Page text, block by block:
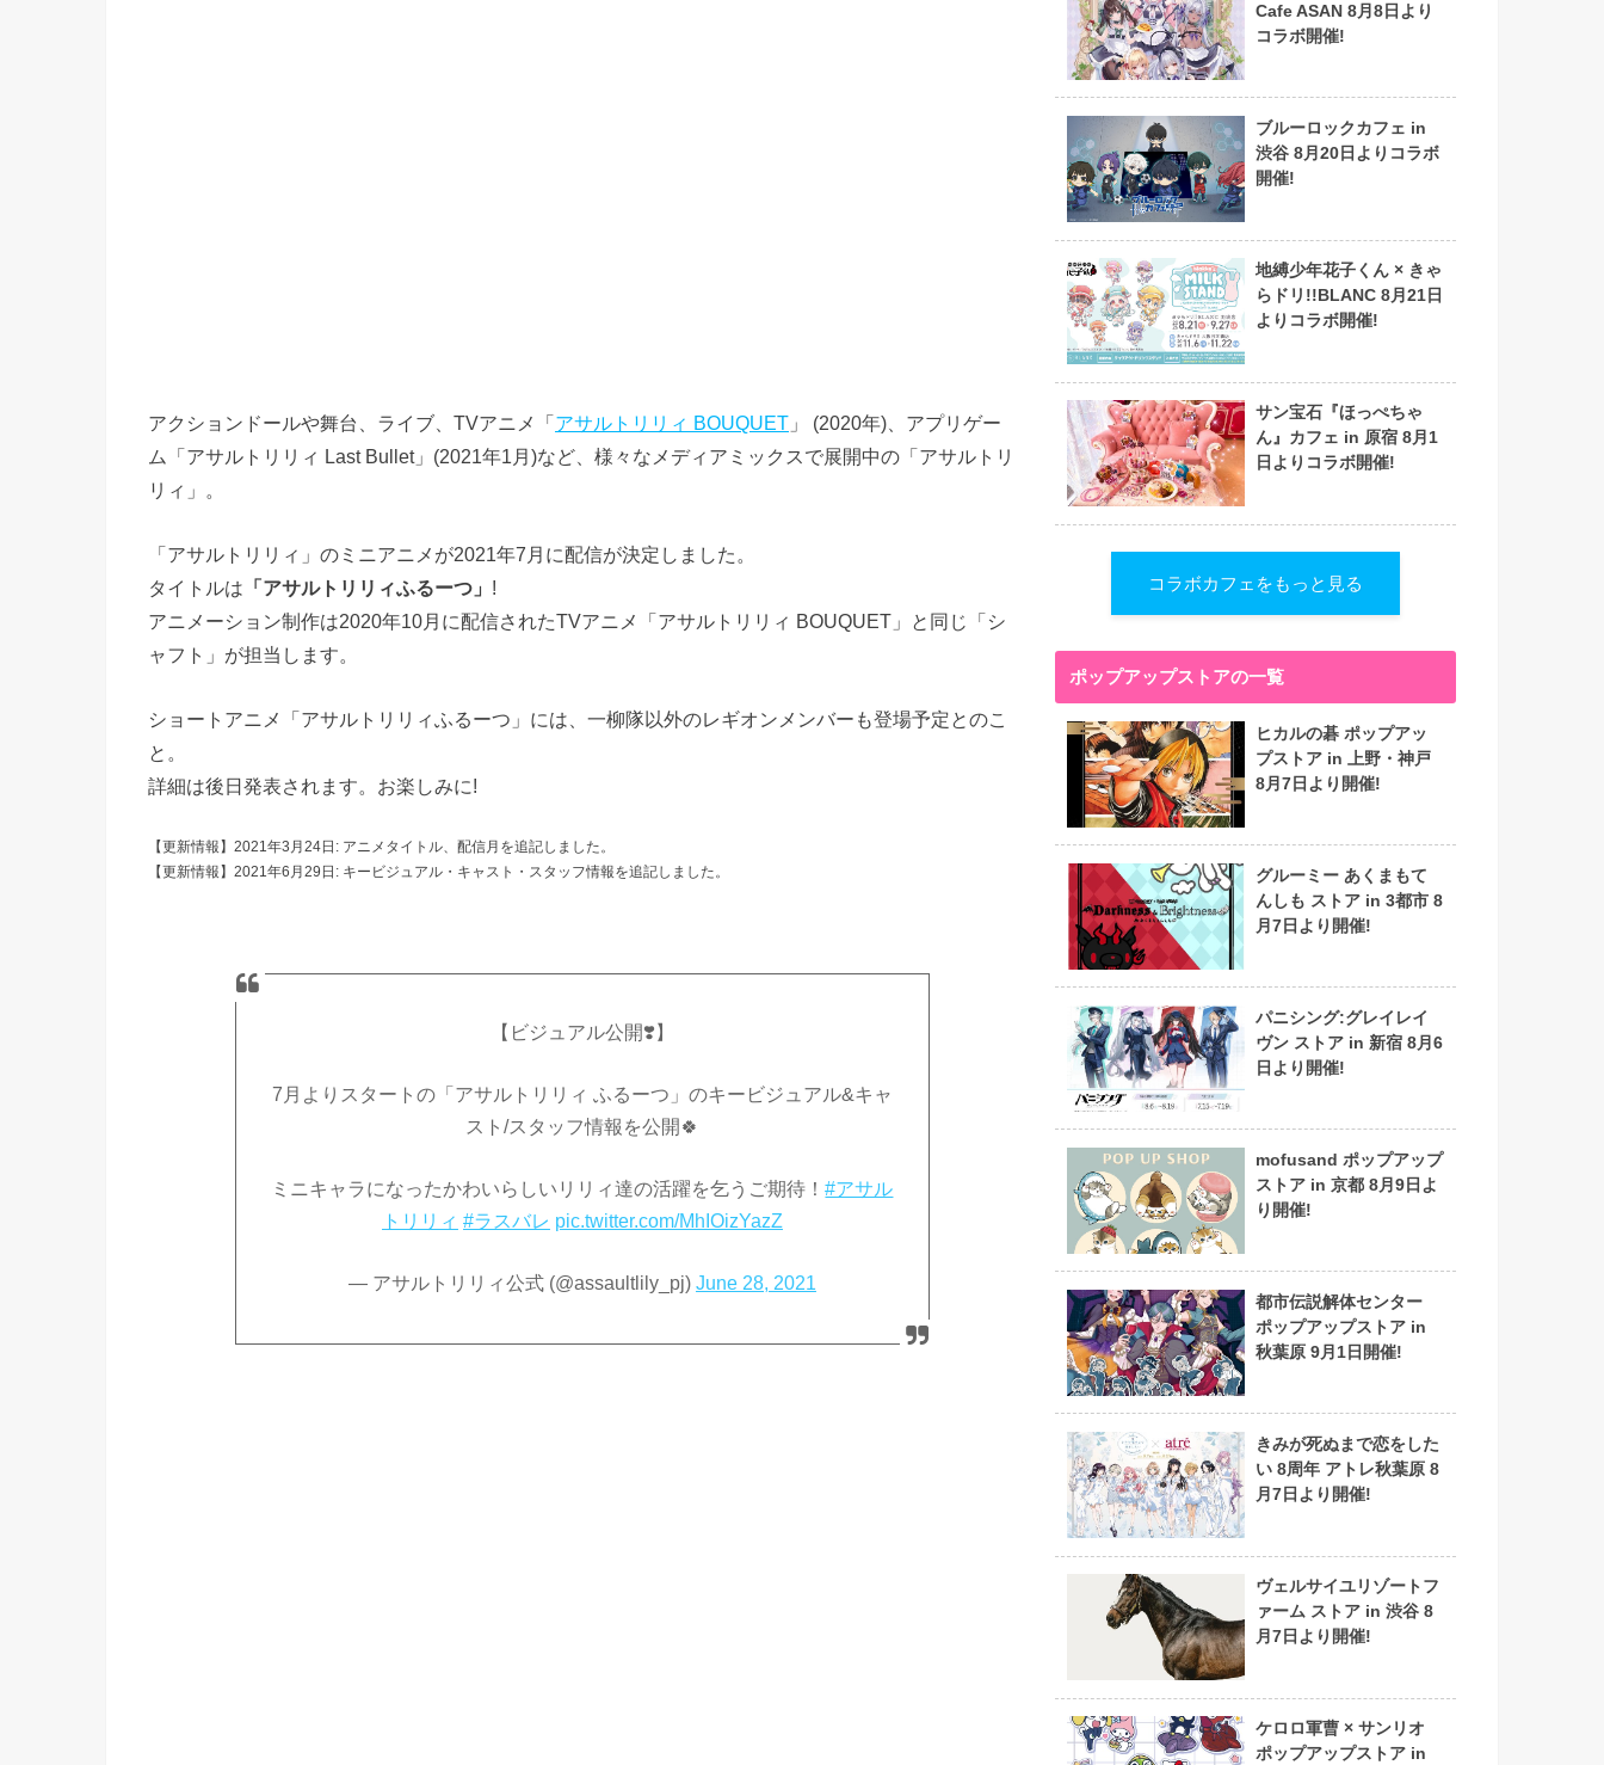
アクションドールや舞台、ライブ、TVアニメ「アサルトリリィ BOUQUET 」 (2020年)、アプリゲー
ム「アサルトリリィ Last Bullet」(2021年1月)など、様々なメディアミックスで展開中の「アサルトリ
リィ」。
「アサルトリリィ」のミニアニメが2021年7月に配信が決定しました。
タイトルは 「アサルトリリィふるーつ」 !
アニメーション制作は2020年10月に配信されたTVアニメ「アサルトリリィ BOUQUET」と同じ「シ
ャフト」が担当します。
ショートアニメ「アサルトリリィふるーつ」には、一柳隊以外のレギオンメンバーも登場予定とのこ
と。
詳細は後日発表されます。お楽しみに!
【更新情報】2021年3月24日: アニメタイトル、配信月を追記しました。
【更新情報】2021年6月29日: キービジュアル・キャスト・スタッフ情報を追記しました。
【ビジュアル公開❣️】
7月よりスタートの「アサルトリリィ ふるーつ」のキービジュアル&キャ
スト/スタッフ情報を公開🍀
ミニキャラになったかわいらしいリリィ達の活躍を乞うご期待！#アサル
トリリィ #ラスバレ pic.twitter.com/MhIOizYazZ
— アサルトリリィ公式 (@assaultlily_pj) June 28, 2021
Cafe ASAN 8月8日より
コラボ開催!
ブルーロックカフェ in
渋谷 8月20日よりコラボ
開催!
地縛少年花子くん × きゃ
らドリ!!BLANC 8月21日
よりコラボ開催!
サン宝石『ほっぺちゃ
ん』カフェ in 原宿 8月1
日よりコラボ開催!
コラボカフェをもっと見る
ポップアップストアの一覧
ヒカルの碁 ポップアッ
プストア in 上野・神戸
8月7日より開催!
グルーミー あくまもて
んしも ストア in 3都市 8
月7日より開催!
パニシング:グレイレイ
ヴン ストア in 新宿 8月6
日より開催!
mofusand ポップアップ
ストア in 京都 8月9日よ
り開催!
都市伝説解体センター
ポップアップストア in
秋葉原 9月1日開催!
きみが死ぬまで恋をした
い 8周年 アトレ秋葉原 8
月7日より開催!
ヴェルサイユリゾートフ
ァーム ストア in 渋谷 8
月7日より開催!
ケロロ軍曹 × サンリオ
ポップアップストア in